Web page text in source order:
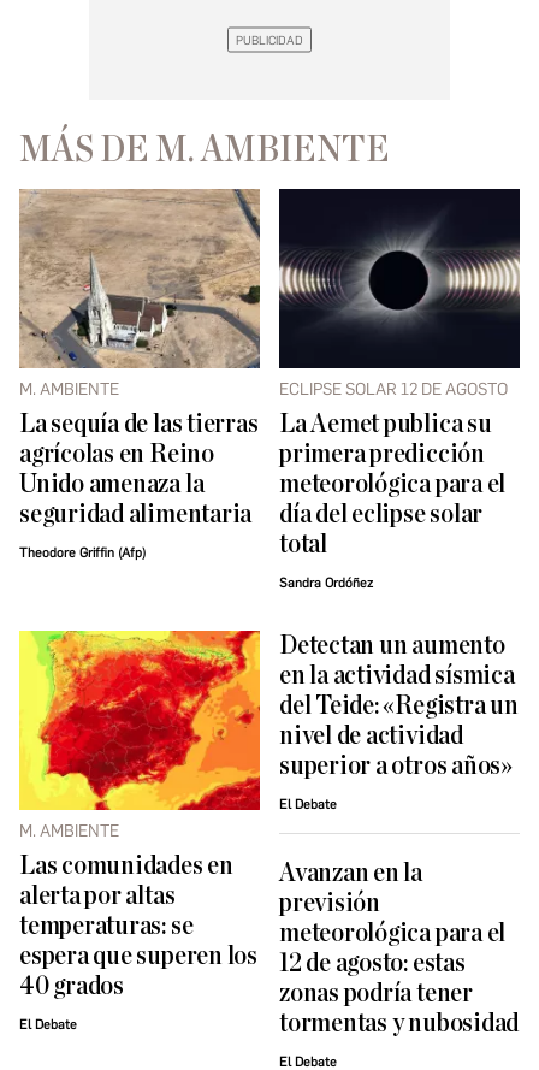
MÁS DE M. AMBIENTE
M. AMBIENTE
La sequía de las tierras
agrícolas en Reino
Unido amenaza la
seguridad alimentaria
Theodore Griffin (Afp)
ECLIPSE SOLAR 12 DE AGOSTO
La Aemet publica su
primera predicción
meteorológica para el
día del eclipse solar
total
Sandra Ordóñez
M. AMBIENTE
Las comunidades en
alerta por altas
temperaturas: se
espera que superen los
40 grados
El Debate
Detectan un aumento
en la actividad sísmica
del Teide: «Registra un
nivel de actividad
superior a otros años»
El Debate
Avanzan en la
previsión
meteorológica para el
12 de agosto: estas
zonas podría tener
tormentas y nubosidad
El Debate